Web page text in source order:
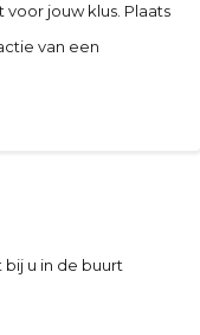
jouw klus. Plaats
van een
u in de buurt